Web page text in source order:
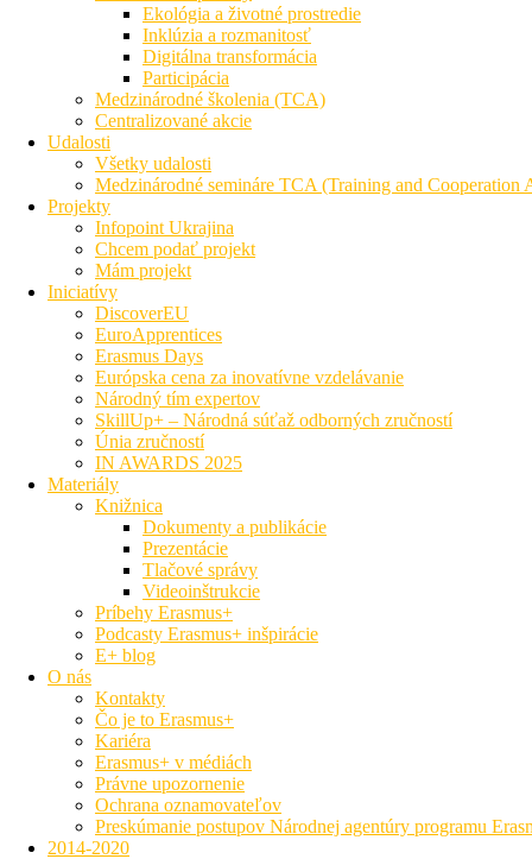
Ekológia a životné prostredie
Inklúzia a rozmanitosť
Digitálna transformácia
Participácia
Medzinárodné školenia (TCA)
Centralizované akcie
Udalosti
Všetky udalosti
Medzinárodné semináre TCA (Training and Cooperation
Projekty
Infopoint Ukrajina
Chcem podať projekt
Mám projekt
Iniciatívy
DiscoverEU
EuroApprentices
Erasmus Days
Európska cena za inovatívne vzdelávanie
Národný tím expertov
SkillUp+ – Národná súťaž odborných zručností
Únia zručností
IN AWARDS 2025
Materiály
Knižnica
Dokumenty a publikácie
Prezentácie
Tlačové správy
Videoinštrukcie
Príbehy Erasmus+
Podcasty Erasmus+ inšpirácie
E+ blog
O nás
Kontakty
Čo je to Erasmus+
Kariéra
Erasmus+ v médiách
Právne upozornenie
Ochrana oznamovateľov
Preskúmanie postupov Národnej agentúry programu
2014-2020